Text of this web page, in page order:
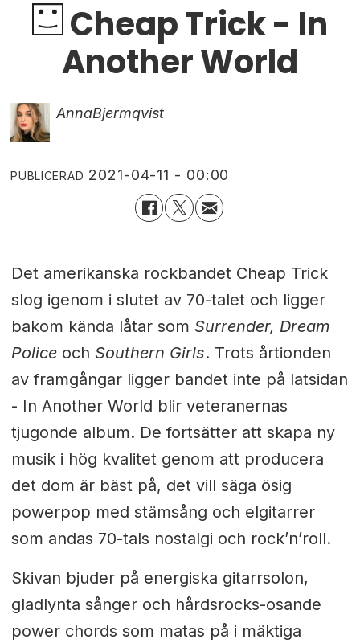
Cheap Trick - In
Another World
AnnaBjermqvist
PUBLICERAD 2021-04-11 - 00:00
Det amerikanska rockbandet Cheap Trick
slog igenom i slutet av 70-talet och ligger
bakom kända låtar som Surrender, Dream
Policeoch Southern Girls. Trots årtionden
av framgångar ligger bandet inte på latsidan
- In Another World blir veteranernas
tjugonde album. De fortsätter att skapa ny
musik i hög kvalitet genom att producera
det dom är bäst på, det vill säga ösig
powerpop med stämsång och elgitarrer
som andas 70-tals nostalgi och rock’n’roll.
Skivan bjuder på energiska gitarrsolon,
gladlynta sånger och hårdsrocks-osande
power chords som matas på i mäktiga